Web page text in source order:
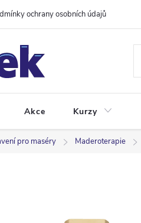
ochrany osobních údajů
Akce Kurzy
pro maséry Maderoterapie